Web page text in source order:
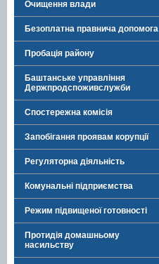
Очищення влади
Безоплатна правнича допомога
Пробація району
Баштанське управління
Держпродспоживслужби
Спостережна комісія
Запобігання проявам корупції
Регуляторна діяльність
Комунальні підприємства
Режим підвищеної готовності
Протидія домашньому
насильству